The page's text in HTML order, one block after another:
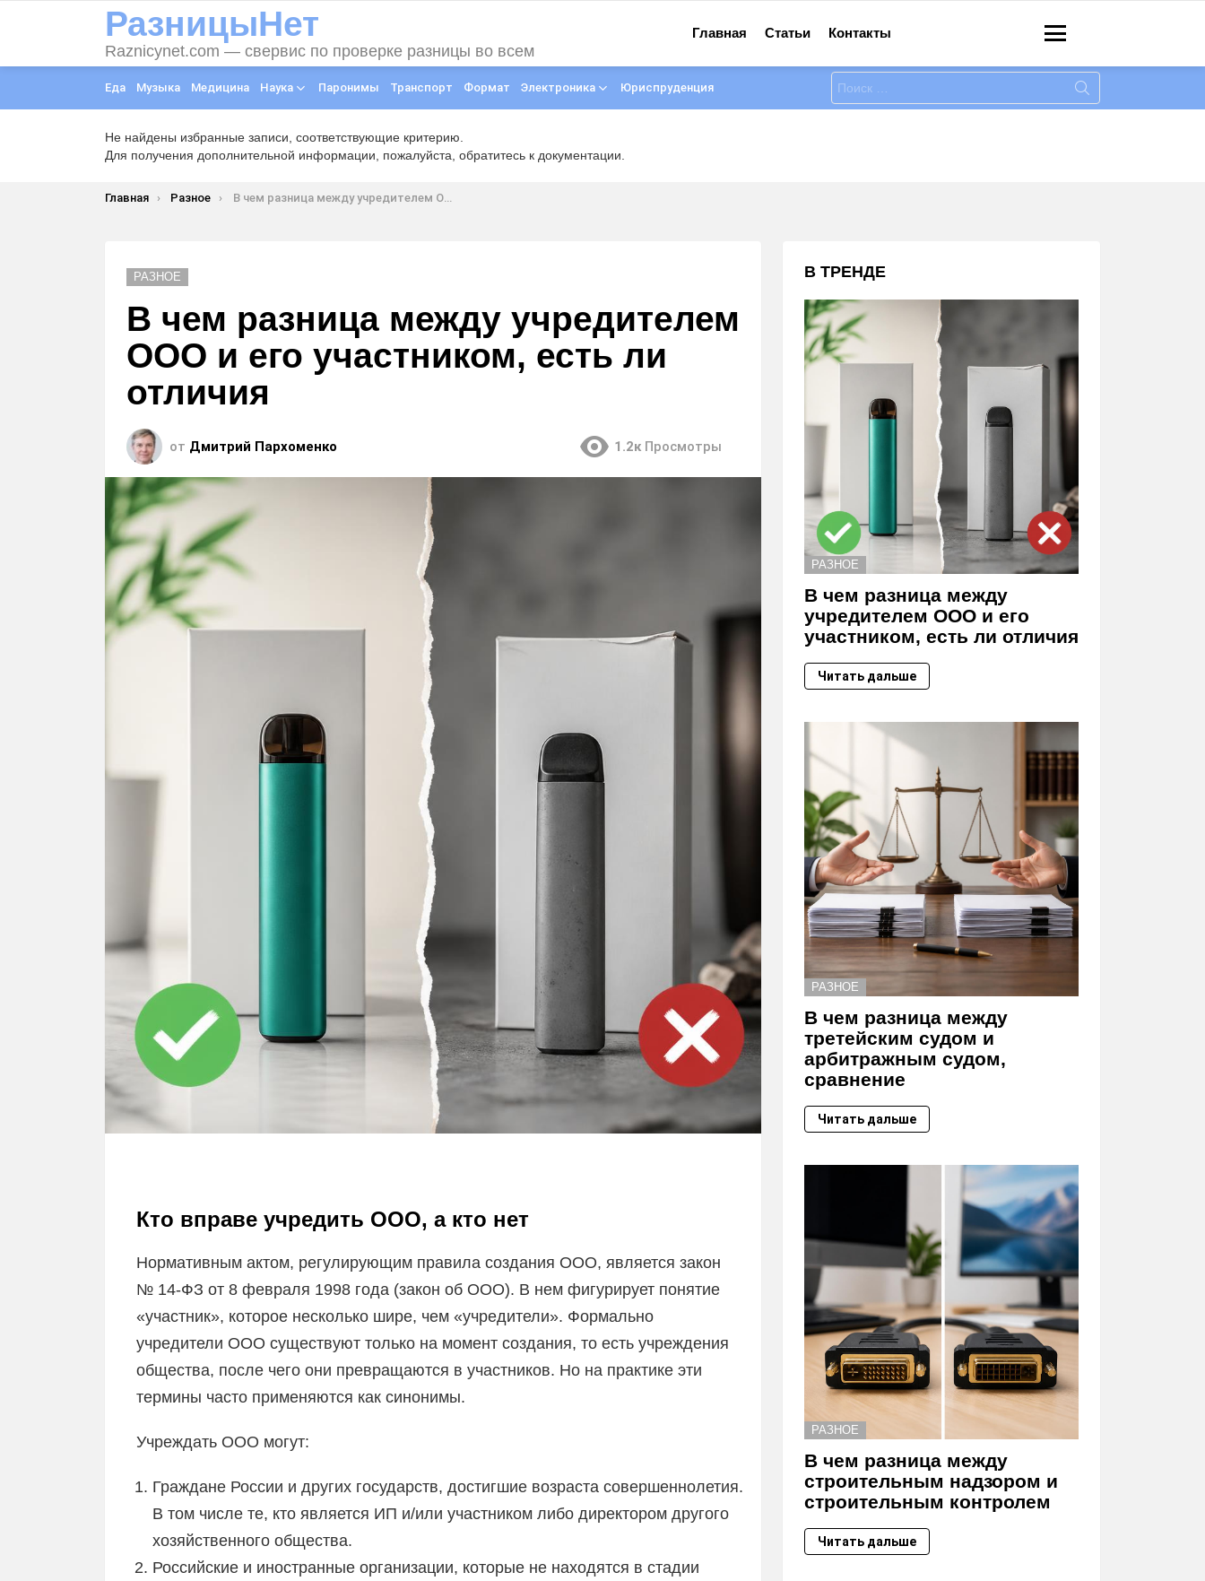
РазницыНет
Raznicynet.com — свервис по проверке разницы во всем
Главная Статьи Контакты
Еда Музыка Медицина Наука Паронимы Транспорт Формат Электроника Юриспруденция
Искать:
Не найдены избранные записи, соответствующие критерию.
Для получения дополнительной информации, пожалуйста, обратитесь к документации.
Вы здесь:
Главная Разное В чем разница между учредителем ООО и его участником, есть ли отличия
РАЗНОЕ
В чем разница между учредителем
ООО и его участником, есть ли
отличия
от Дмитрий Пархоменко 1.2к Просмотры
Кто вправе учредить ООО, а кто нет
Нормативным актом, регулирующим правила создания ООО, является закон
№ 14-ФЗ от 8 февраля 1998 года (закон об ООО). В нем фигурирует понятие
«участник», которое несколько шире, чем «учредители». Формально
учредители ООО существуют только на момент создания, то есть учреждения
общества, после чего они превращаются в участников. Но на практике эти
термины часто применяются как синонимы.
Учреждать ООО могут:
Граждане России и других государств, достигшие возраста совершеннолетия.
В том числе те, кто является ИП и/или участником либо директором другого
хозяйственного общества.
Российские и иностранные организации, которые не находятся в стадии
В ТРЕНДЕ
РАЗНОЕ
В чем разница между
учредителем ООО и его
участником, есть ли отличия
Читать дальше
РАЗНОЕ
В чем разница между
третейским судом и
арбитражным судом,
сравнение
Читать дальше
РАЗНОЕ
В чем разница между
строительным надзором и
строительным контролем
Читать дальше